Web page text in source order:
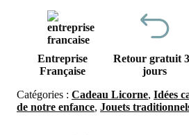
Entreprise
Française
Retour gratuit
jours
Catégories : Cadeau Licorne, Idées
de notre enfance, Jouets